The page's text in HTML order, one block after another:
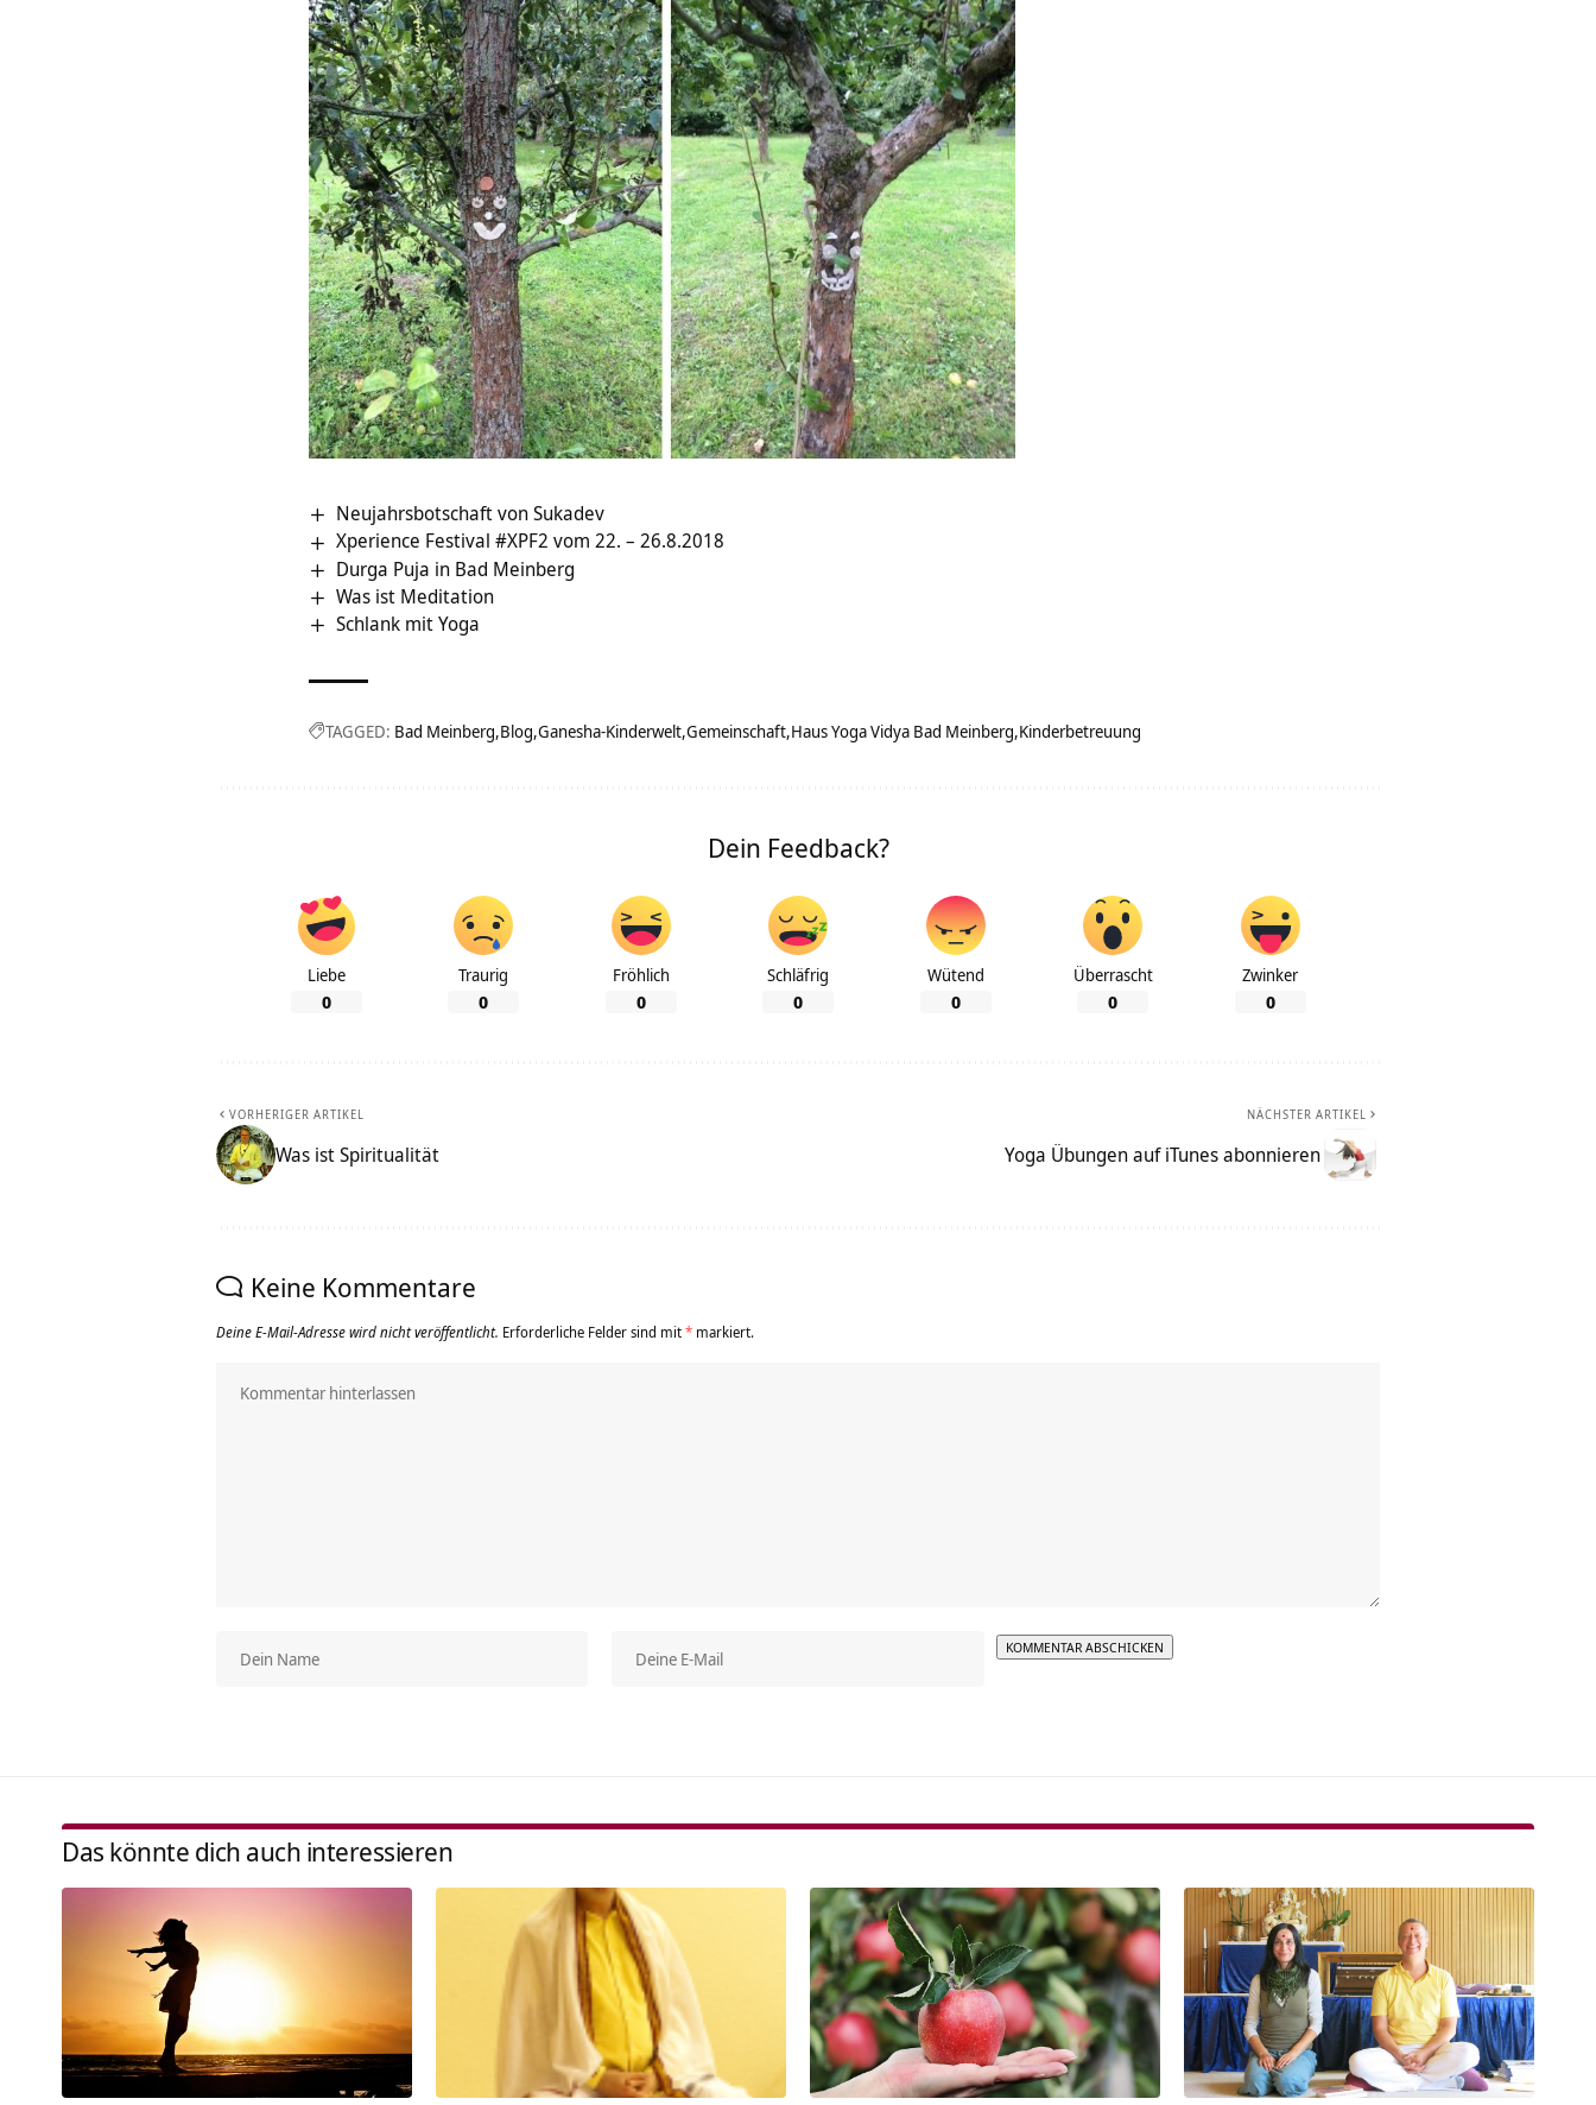
Neujahrsbotschaft von Sukadev
Xperience Festival #XPF2 vom 22. – 26.8.2018
Durga Puja in Bad Meinberg
Was ist Meditation
Schlank mit Yoga
TAGGED: Bad Meinberg Blog Ganesha-Kinderwelt Gemeinschaft Haus Yoga Vidya Bad Meinberg Kinderbetreuung
Dein Feedback?
Liebe
0
Traurig
0
Fröhlich
0
Schläfrig
0
Wütend
0
Überrascht
0
Zwinker
0
VORHERIGER ARTIKEL
Was ist Spiritualität
NÄCHSTER ARTIKEL
Yoga Übungen auf iTunes abonnieren
Keine Kommentare
Deine E-Mail-Adresse wird nicht veröffentlicht. Erforderliche Felder sind mit* markiert.
Das könnte dich auch interessieren